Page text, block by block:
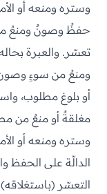
وستره ومنعه أو
حفظٌ وصونٌ ومنعٌ من
تعسّر. والعبرة
ومنعٌ من سوءٍ
أو بلوغ مطلوب،
مغلقةٌ أو منعٌ من
وستره ومنعه أو
الدالّة على الحفظ
التعسّر